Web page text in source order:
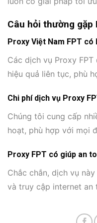
Câu hỏi thường gặp
Proxy Việt Nam FPT
Các dịch vụ Proxy
hiệu quả liên tục, phù
Chi phí dịch vụ Proxy
Chúng tôi cung cấp
hoạt, phù hợp với mọi
Proxy FPT có giúp an
Chắc chắn, dịch vụ
và truy cập internet an